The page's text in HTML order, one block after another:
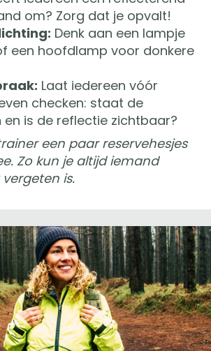
om? Zorg dat je opvalt!
Denk aan een lampje
een hoofdlamp voor donkere
Laat iedereen vóór
checken: staat de
is de reflectie zichtbaar?
een paar reservehesjes
Zo kun je altijd iemand
is.